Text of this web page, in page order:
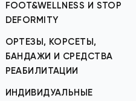
FOOT&WELLNESS И STOP
DEFORMITY
ОРТЕЗЫ, КОРСЕТЫ,
БАНДАЖИ И СРЕДСТВА
РЕАБИЛИТАЦИИ
ИНДИВИДУАЛЬНЫЕ